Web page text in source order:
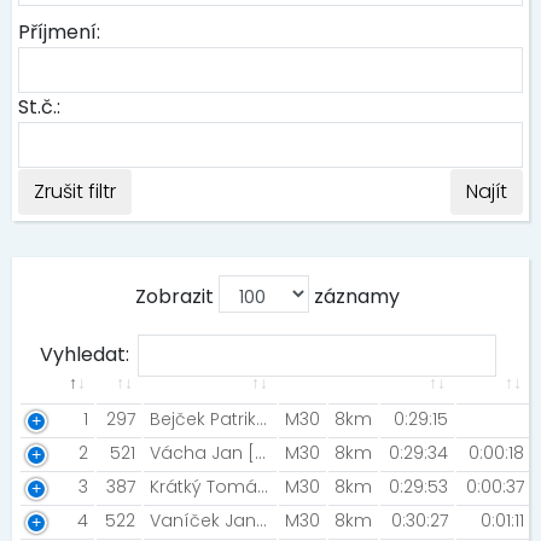
Příjmení:
St.č.:
Zrušit filtr Najít
Zobrazit záznamy
Vyhledat:
1 297 Bejček Patrik [Trailpoint.cz] M30 8km
0:29:15
2
521 Vácha Jan [Metro Olomouc Runnig Team] M30 8km 0:29:34
0:00:18
3
387 Krátký Tomáš [Táta v kondici ???? Herbalife Nutrition ] M30 8km 0:29:53
0:00:37
4
522 Vaníček Jan [ŠBV] M30 8km 0:30:27
0:01:11